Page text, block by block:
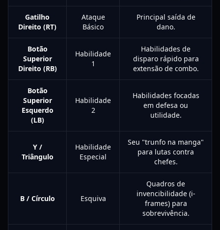
Gatilho
Direito (RT)
Ataque
Básico
Principal saída de
dano.
Botão
Superior
Direito (RB)
Habilidade
1
Habilidades de
disparo rápido para
extensão de combo.
Botão
Superior
Esquerdo
(LB)
Habilidade
2
Habilidades focadas
em defesa ou
utilidade.
Y /
Triângulo
Habilidade
Especial
Seu "trunfo na manga"
para lutas contra
chefes.
B / Círculo Esquiva
Quadros de
invencibilidade (i-
frames) para
sobrevivência.